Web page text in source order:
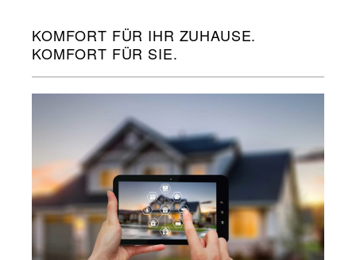
KOMFORT FÜR IHR ZUHAUSE.
KOMFORT FÜR SIE.